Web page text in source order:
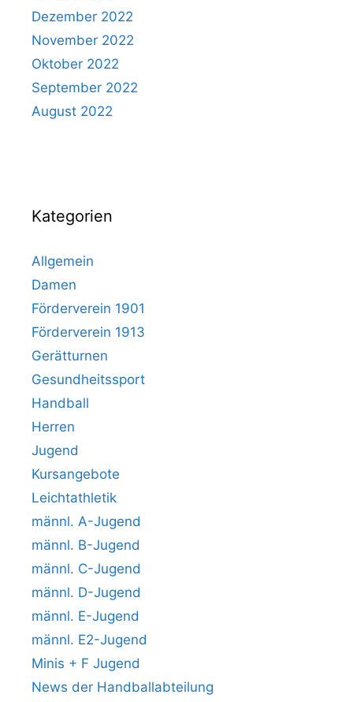
Dezember 2022
November 2022
Oktober 2022
September 2022
August 2022
Kategorien
Allgemein
Damen
Förderverein 1901
Förderverein 1913
Gerätturnen
Gesundheitssport
Handball
Herren
Jugend
Kursangebote
Leichtathletik
männl. A-Jugend
männl. B-Jugend
männl. C-Jugend
männl. D-Jugend
männl. E-Jugend
männl. E2-Jugend
Minis + F Jugend
News der Handballabteilung